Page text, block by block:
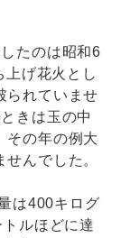
たのは昭和6
げ花火とし
られていませ
きは玉の中
その年の例大
んでした。
は400キログ
ルほどに達